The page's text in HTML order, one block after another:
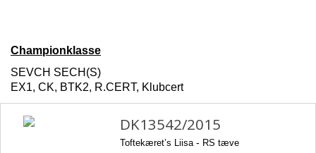
Championklasse
SEVCH SECH(S)
EX1, CK, BTK2, R.CERT, Klubcert
DK13542/2015
Toftekæret’s Liisa - RS tæve